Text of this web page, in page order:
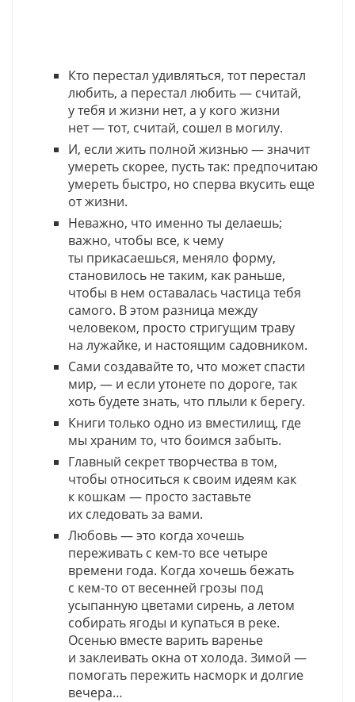
Кто перестал удивляться, тот перестал
любить, а перестал любить — считай,
у тебя и жизни нет, а у кого жизни
нет — тот, считай, сошел в могилу.
И, если жить полной жизнью — значит
умереть скорее, пусть так: предпочитаю
умереть быстро, но сперва вкусить еще
от жизни.
Неважно, что именно ты делаешь;
важно, чтобы все, к чему
ты прикасаешься, меняло форму,
становилось не таким, как раньше,
чтобы в нем оставалась частица тебя
самого. В этом разница между
человеком, просто стригущим траву
на лужайке, и настоящим садовником.
Сами создавайте то, что может спасти
мир, — и если утонете по дороге, так
хоть будете знать, что плыли к берегу.
Книги только одно из вместилищ, где
мы храним то, что боимся забыть.
Главный секрет творчества в том,
чтобы относиться к своим идеям как
к кошкам — просто заставьте
их следовать за вами.
Любовь — это когда хочешь
переживать с кем-то все четыре
времени года. Когда хочешь бежать
с кем-то от весенней грозы под
усыпанную цветами сирень, а летом
собирать ягоды и купаться в реке.
Осенью вместе варить варенье
и заклеивать окна от холода. Зимой —
помогать пережить насморк и долгие
вечера…